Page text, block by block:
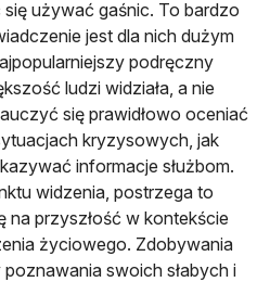
używać gaśnic. To bardzo
jest dla nich dużym
podręczny
ludzi widziała, a nie
się prawidłowo oceniać
kryzysowych, jak
informacje służbom.
widzenia, postrzega to
na przyszłość w kontekście
życiowego. Zdobywania
swoich słabych i